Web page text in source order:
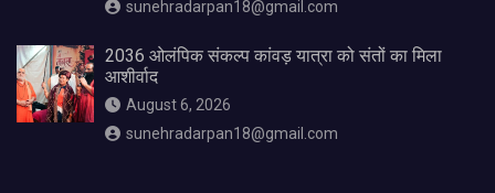
sunehradarpan18@gmail.com
2036 ओलंपिक संकल्प कांवड़ यात्रा को संतों का मिला
आशीर्वाद
August 6, 2026
sunehradarpan18@gmail.com